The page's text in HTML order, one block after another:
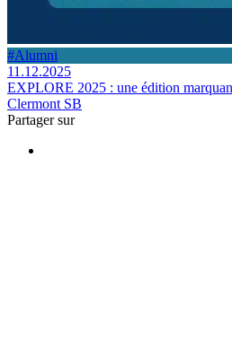
#Alumni
11.12.2025
EXPLORE 2025 : une édition
Clermont SB
Partager sur